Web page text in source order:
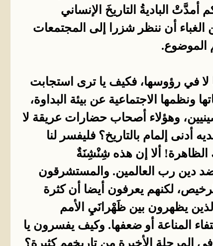
الباديةُ التاريخَ الإنساني
الغباء أن ننظر شزرا إلى المجتمعات
الموضوع.
لا في رؤوسها، فكيف يا ترى استجابت
الاجتماعية عن بيئة البداوة،
وهؤلاء أصحاب حضارات عريقة لا
إلمام بالتاريخ؟ فليفسر لنا
الظاهرة! ألا إن هذه شِنْشِنَةٌ
دين رب العالمين. والمستشرقون
لكنهم يعرفون أيضا أن كثرة
يظهرون بين ظَهْرانَيِ الأمم
المناعة أو ضعفها. وكيف يفسرون يا
المرحلة الأخيرة من تاريخهم كثيرة؟